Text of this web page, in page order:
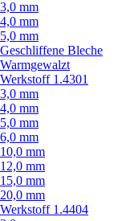
3,0 mm
4,0 mm
5,0 mm
Geschliffene Bleche
Warmgewalzt
Werkstoff 1.4301
3,0 mm
4,0 mm
5,0 mm
6,0 mm
10,0 mm
12,0 mm
15,0 mm
20,0 mm
Werkstoff 1.4404